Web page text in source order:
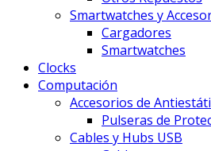
Smartwatches y
Cargadores
Smartwatches
Clocks
Computación
Accesorios de
Pulseras de
Cables y Hubs USB